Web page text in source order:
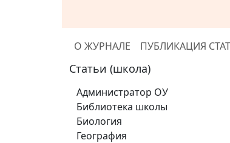
О ЖУРНАЛЕ ПУБЛИКАЦИЯ
Статьи (школа)
Администратор ОУ
Библиотека школы
Биология
География